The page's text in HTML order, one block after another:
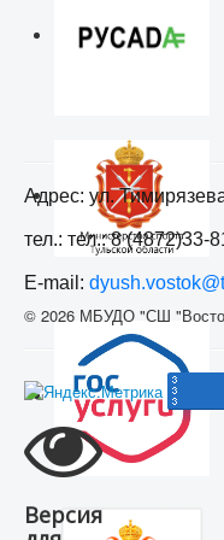
Адрес: ул.
тел.: тел.: 8 (4872)33-
E-mail:
© 2026 МБУДО "СШ
Версия